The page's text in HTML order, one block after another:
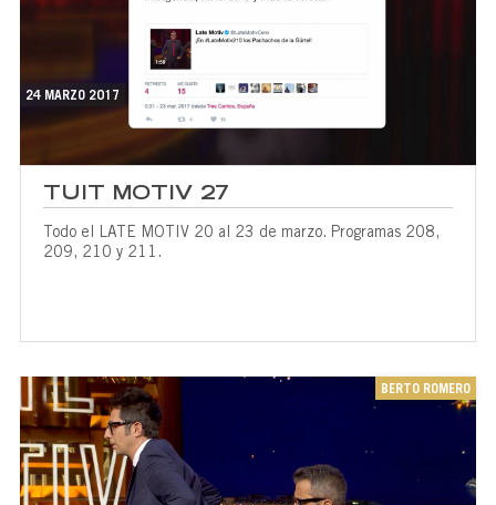
24 MARZO 2017
TUIT MOTIV 27
Todo el LATE MOTIV 20 al 23 de marzo. Programas 208,
209, 210 y 211.
BERTO ROMERO